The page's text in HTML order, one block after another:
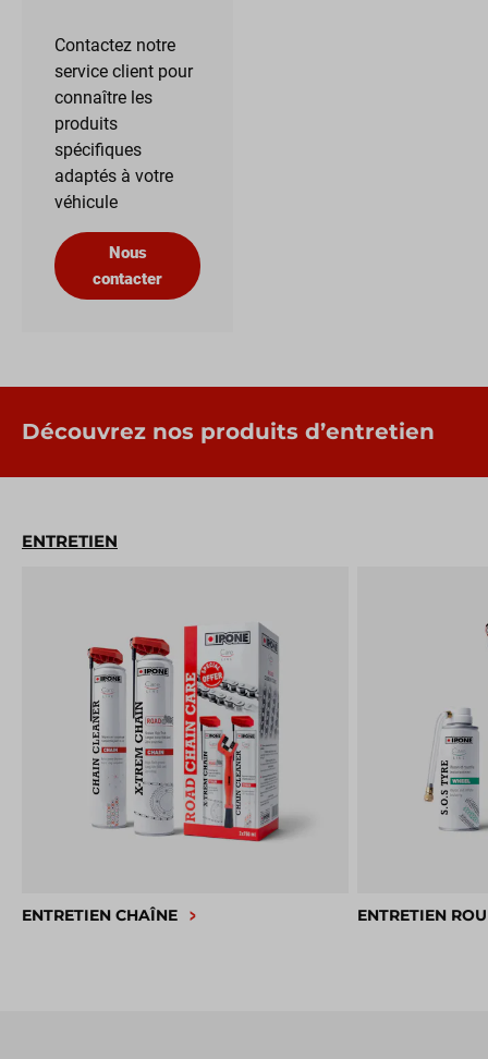
Contactez notre
service client pour
connaître les
produits
spécifiques
adaptés à votre
véhicule
Nous
contacter
Découvrez nos produits d’entretien
ENTRETIEN
ENTRETIEN CHAÎNE ENTRETIEN